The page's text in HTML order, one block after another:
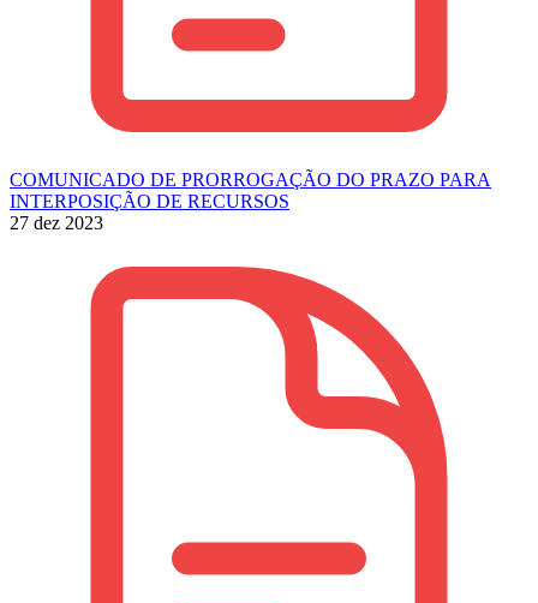
COMUNICADO DE PRORROGAÇÃO DO PRAZO PARA
INTERPOSIÇÃO DE RECURSOS
27 dez 2023